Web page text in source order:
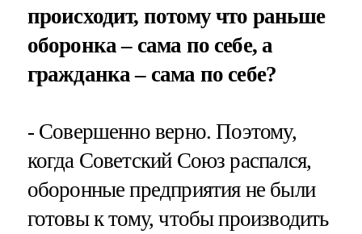
происходит, потому что раньше
оборонка – сама по себе, а
гражданка – сама по себе?
- Совершенно верно. Поэтому,
когда Советский Союз распался,
оборонные предприятия не были
готовы к тому, чтобы производить